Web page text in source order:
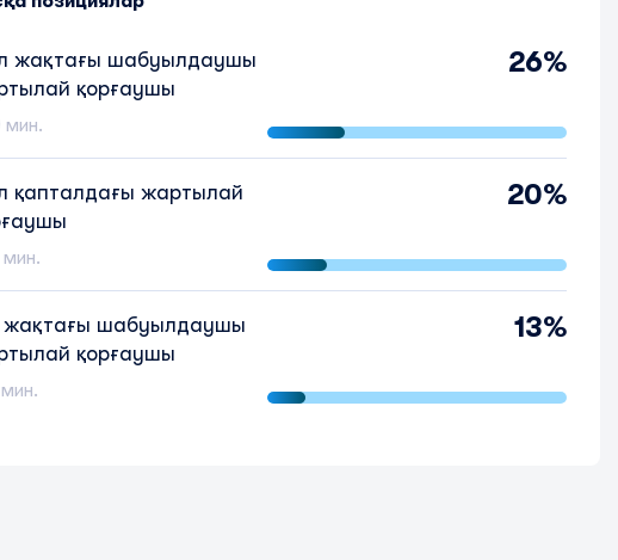
жақтағы шабуылдаушы
қорғаушы
мин.
26%
қапталдағы жартылай
мин.
20%
шабуылдаушы
қорғаушы
13%